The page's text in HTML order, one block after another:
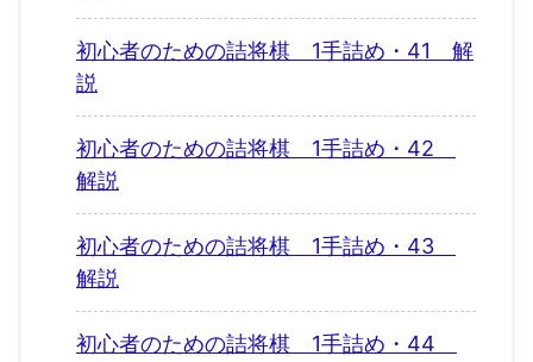
初心者のための詰将棋 1手詰め・41 解
説
初心者のための詰将棋 1手詰め・42
解説
初心者のための詰将棋 1手詰め・43
解説
初心者のための詰将棋 1手詰め・44